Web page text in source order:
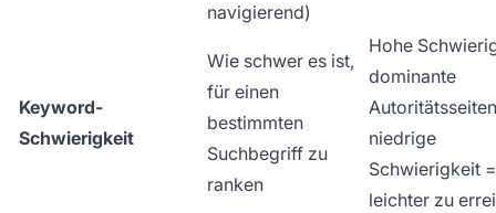
navigierend)
Keyword-
Schwierigkeit
Wie schwer es ist,
für einen
bestimmten
Suchbegriff zu
ranken
Hohe
dominante
niedrige
Schwierigkeit =
leichter zu